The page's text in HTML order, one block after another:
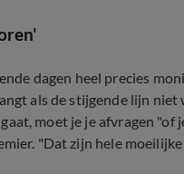
dagen heel precies
als de stijgende lijn
moet je je afvragen
"Dat zijn hele